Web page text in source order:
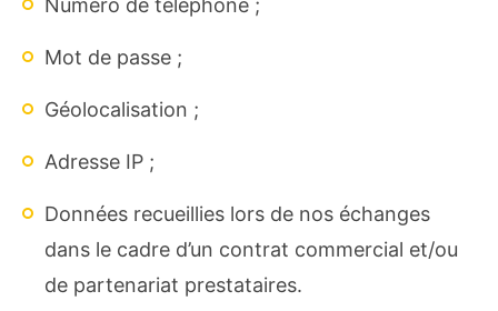
Numéro de téléphone ;
Mot de passe ;
Géolocalisation ;
Adresse IP ;
Données recueillies lors de nos échanges
dans le cadre d’un contrat commercial et/ou
de partenariat prestataires.